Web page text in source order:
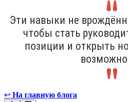
Эти навыки не
чтобы стать
позиции и открыть
↩ На главную блога